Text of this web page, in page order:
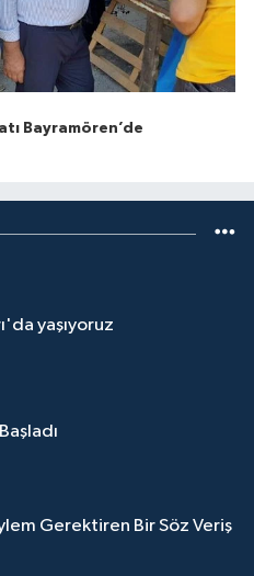
Bayramören’de
yaşıyoruz
Gerektiren Bir Söz Veriş